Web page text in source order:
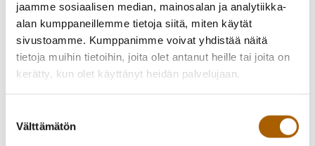
jaamme sosiaalisen median, mainosalan ja analytiikka-
alan kumppaneillemme tietoja siitä, miten käytät
sivustoamme. Kumppanimme voivat yhdistää näitä
tietoja muihin tietoihin, joita olet antanut heille tai joita on
kerätty, kun olet käyttänyt heidän palvelujaan.
valinta
Välttämätön
Runo-olohuone on osa Kulttuurikeskus PiiPoon
koordinoimaa juhlavuoden Lasten runovallankumous -
hanketta. Runo-olohuone-näyttely toteutetaan
lastenkulttuurikeskuksissa, kirjastoissa, koululuokissa,